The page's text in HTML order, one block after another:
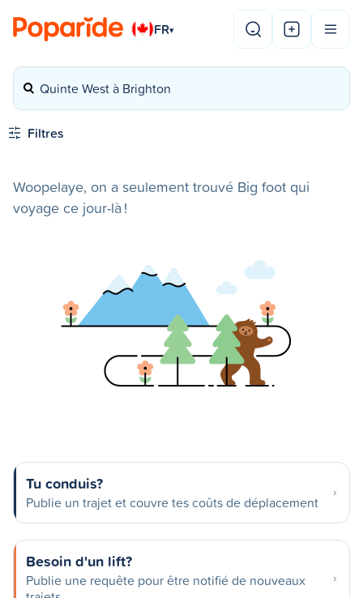
FR▾
Quinte West à Brighton
Filtres
Woopelaye, on a seulement trouvé Big foot qui
voyage ce jour-là !
Tu conduis?
Publie un trajet et couvre tes coûts de déplacement
Besoin d'un lift?
Publie une requête pour être notifié de nouveaux